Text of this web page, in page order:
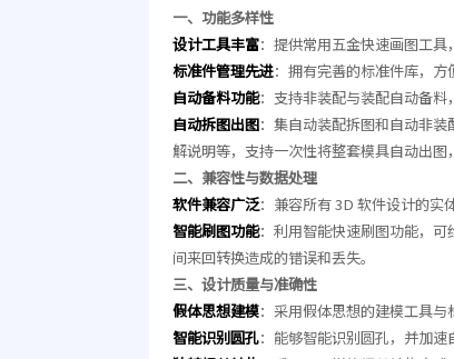
一、功能多样性
设计工具丰富：提供常用五金快速画图工具
标准件管理先进：拥有完善的标准件库，方
自动备料功能：支持非装配与装配自动备料
自动拆图出图：集自动装配拆图和自动非
解说明等，支持一次性将整套模具自动出图
二、兼容性与数据处理
软件兼容广泛：兼容所有 3D 软件设计的实
智能刷图功能：利用智能快速刷图功能，
间来回转换造成的错误和丢失。
三、设计质量与准确性
假体思想建模：采用假体思想的建模工具与
智能识别圆孔：能够智能识别圆孔，并加速